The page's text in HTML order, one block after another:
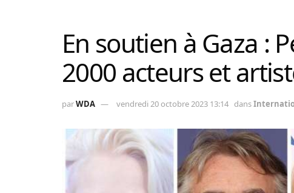
En soutien à Gaza :
2000 acteurs et
parWDA vendredi 20 octobre 2023 13:14 dans